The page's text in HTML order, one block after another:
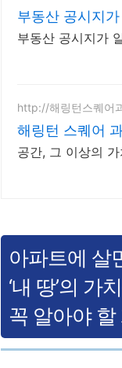
부동산 공시지
부동산 공시지가
http://해링턴스퀘어
해링턴 스퀘어
공간, 그 이상의
아파트에 살
‘내 땅’의 가
꼭 알아야